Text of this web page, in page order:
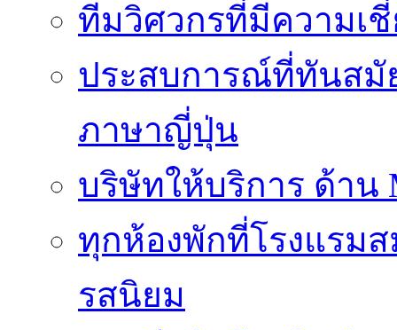
ทีมวิศวกรที่มีความเ
ประสบการณ์ที่ทันสมั
ภาษาญี่ปุ่น
บริษัทให้บริการ ด้าน
ทุกห้องพักที่โรงแรม
รสนิยม